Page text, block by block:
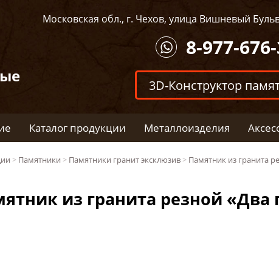
Московская обл., г. Чехов, улица Вишневый
8-977-
3D-Конструктор
Каталог продукции Металлоизделия
> Памятники > Памятники гранит эксклюзив > Памятник из гранита
из гранита резной «Два